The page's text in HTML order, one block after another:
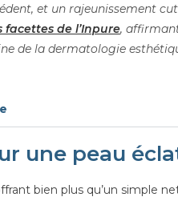
et un rajeunissement
facettes de l’Inpure,
de la dermatologie
une peau
bien plus qu’un simple